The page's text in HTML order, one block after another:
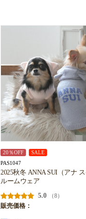
20％OFF SALE
PAS1047
2025秋冬 ANNA SUI（アナ
ルームウェア
5.0
（8）
販売価格：